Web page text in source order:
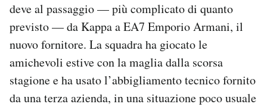
deve al passaggio — più complicato di quanto
previsto — da Kappa a EA7 Emporio Armani, il
nuovo fornitore. La squadra ha giocato le
amichevoli estive con la maglia dalla scorsa
stagione e ha usato l’abbigliamento tecnico fornito
da una terza azienda, in una situazione poco usuale